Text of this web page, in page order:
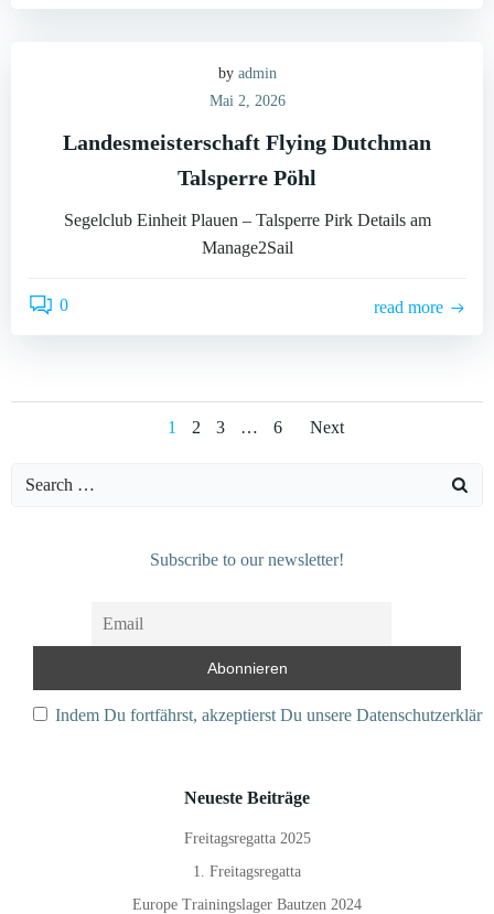
by admin
Mai 2, 2026
Landesmeisterschaft Flying Dutchman
Talsperre Pöhl
Segelclub Einheit Plauen – Talsperre Pirk Details am
Manage2Sail
0 read more
Posts
Page
1 Page
2 Page
3 … Page
6
Posts
Next
Search
Subscribe to our newsletter!
Indem Du fortfährst, akzeptierst Du unsere
Neueste Beiträge
Freitagsregatta 2025
1. Freitagsregatta
Europe Trainingslager Bautzen 2024